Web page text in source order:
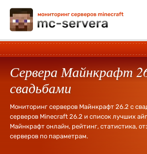
Сервера Майнкрафт
свадьбами
Мониторинг серверов Майнкрафт 26.2 с
серверов Minecraft 26.2 и список лучших
Майнкрафт онлайн, рейтинг, статистика,
серверов по параметрам.